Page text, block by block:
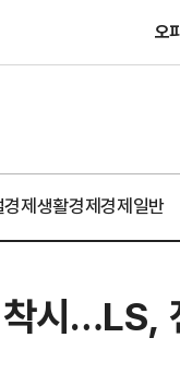
오
제생활경제경제일반
시…LS,